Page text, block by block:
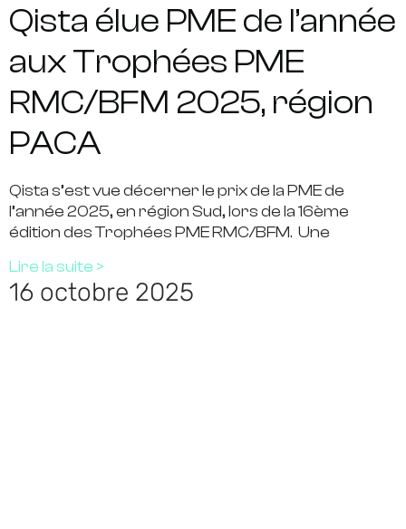
Qista élue PME de l’année
aux Trophées PME
RMC/BFM 2025, région
PACA
Qista s’est vue décerner le prix de la PME de
l’année 2025, en région Sud, lors de la 16ème
édition des Trophées PME RMC/BFM. Une
Lire la suite >
16 octobre 2025